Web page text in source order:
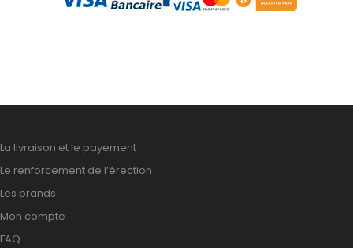
La livraison et le payement
Le renforcement de l’érection
Les brands
Mon compte
FAQ